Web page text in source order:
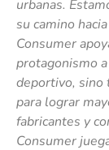
urbanas.
su camino
Consumer
protagonismo
deportivo, sino
para lograr
fabricantes y
Consumer